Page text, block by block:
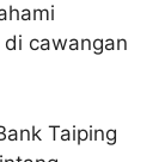
cawangan
Taiping